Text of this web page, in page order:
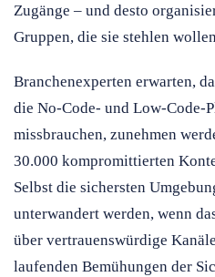
Zugänge – und desto
Gruppen, die sie stehlen
Branchenexperten erwarten,
die No-Code- und Low-Code-
missbrauchen, zunehmen
30.000 kompromittierten
Selbst die sichersten
unterwandert werden, wenn
über vertrauenswürdige
laufenden Bemühungen der